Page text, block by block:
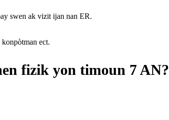
swen ak vizit ijan nan ER.
ect.
fizik yon timoun 7 AN?